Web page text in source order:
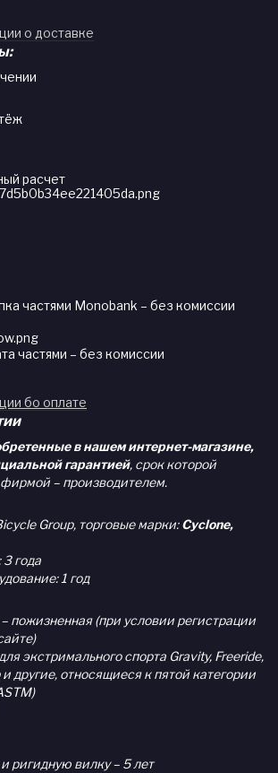
о доставке
расчет
частями Monobank – без комиссии
частями – без комиссии
бо оплате
в нашем интернет-магазине,
гарантией, срок которой
фирмой – производителем.
Group, торговые марки:Cyclone,
3 года
1 год
пожизненная (при условии регистрации
экстримального спорта Gravity, Freeride,
другие, относящиеся к пятой категории
ригидную вилку – 5 лет